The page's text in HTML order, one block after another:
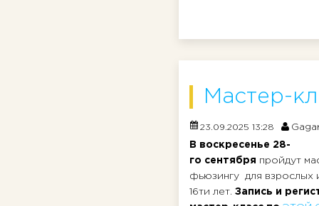
Мастер-
23.09.2025 13:28
В воскресенье 28-
го сентября пройдут
фьюзингу для взрослых
16ти лет. Запись и